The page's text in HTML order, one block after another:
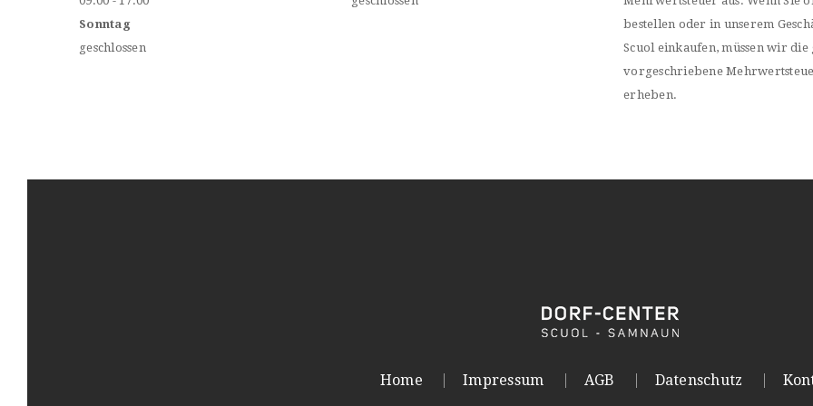
Sonntag
geschlossen
bestellen oder in unserem
Scuol einkaufen, müssen wir die
vorgeschriebene
erheben.
Home Impressum AGB Datenschutz